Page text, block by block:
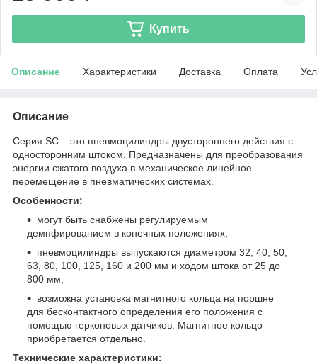
Купить
Описание Характеристики Доставка Оплата
Описание
Серия SC – это пневмоцилиндры двустороннего действия с
односторонним штоком. Предназначены для преобразования
энергии сжатого воздуха в механическое линейное
перемещение в пневматических системах.
Особенности:
могут быть снабжены регулируемым
демпфированием в конечных положениях;
пневмоцилиндры выпускаются диаметром 32, 40, 50,
63, 80, 100, 125, 160 и 200 мм и ходом штока от 25 до
800 мм;
возможна установка магнитного кольца на поршне
для бесконтактного определения его положения с
помощью герконовых датчиков. Магнитное кольцо
приобретается отдельно.
Технические характеристики: